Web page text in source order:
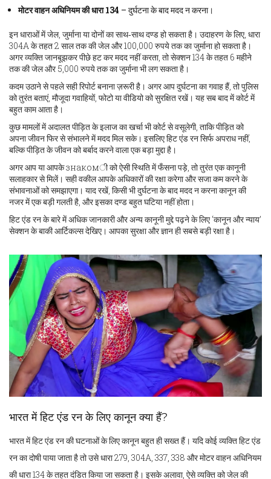
मोटर वाहन अधिनियम की धारा 134 – दुर्घटना के बाद मदद न करना।
इन धाराओं में जेल, जुर्माना या दोनों का साथ‑साथ दण्ड हो सकता है। उदाहरण के लिए, धारा
304A के तहत 2 साल तक की जेल और 100,000 रुपये तक का जुर्माना हो सकता है।
अगर व्यक्ति जानबूझकर पीछे हट कर मदद नहीं करता, तो सेक्शन 134 के तहत 6 महीने
तक की जेल और 5,000 रुपये तक का जुर्माना भी लग सकता है।
कदम उठाने से पहले सही रिपोर्ट बनाना ज़रूरी है। अगर आप दुर्घटना का गवाह हैं, तो पुलिस
को तुरंत बताएं, मौजूदा गवाहियों, फोटो या वीडियो को सुरक्षित रखें। यह सब बाद में कोर्ट में
बहुत काम आता है।
कुछ मामलों में अदालत पीड़ित के इलाज का खर्चा भी कोर्ट से वसूलेगी, ताकि पीड़ित को
अपना जीवन फिर से संभालने में मदद मिल सके। इसलिए हिट एंड रन सिर्फ अपराध नहीं,
बल्कि पीड़ित के जीवन को बर्बाद करने वाला एक बड़ा मुद्दा है।
अगर आप या आपके знакомी को ऐसी स्थिति में फँसना पड़े, तो तुरंत एक कानूनी
सलाहकार से मिलें। सही वकील आपके अधिकारों की रक्षा करेगा और सजा कम करने के
संभावनाओं को समझाएगा। याद रखें, किसी भी दुर्घटना के बाद मदद न करना कानून की
नजर में एक बड़ी गलती है, और इसका दण्ड बहुत घटिया नहीं होता।
हिट एंड रन के बारे में अधिक जानकारी और अन्य कानूनी मुद्दे पढ़ने के लिए ‘कानून और न्याय’
सेक्शन के बाकी आर्टिकल्स देखिए। आपका सुरक्षा और ज्ञान ही सबसे बड़ी रक्षा है।
भारत में हिट एंड रन के लिए कानून क्या हैं?
भारत में हिट एंड रन की घटनाओं के लिए कानून बहुत ही सख्त हैं। यदि कोई व्यक्ति हिट एंड
रन का दोषी पाया जाता है तो उसे धारा 279, 304A, 337, 338 और मोटर वाहन अधिनियम
की धारा 134 के तहत दंडित किया जा सकता है। इसके अलावा, ऐसे व्यक्ति को जेल की